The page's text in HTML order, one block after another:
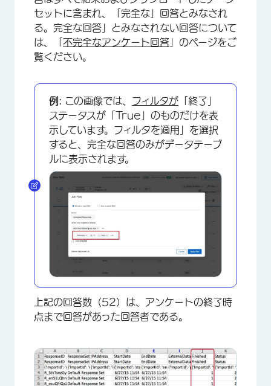
セットに含まれ、「完全な」回答とみなされ
る。完全な回答」とみなされない回答について
は、「 不完全なアンケート回答 」のページをご
覧ください。
例: この画像では、 フィルタが 「終了」
ステータスが「True」のものだけを表
示しています。フィルタを適用」を選択
すると、完全な回答のみがデータテーブ
ルに表示されます。
上記の回答数（52）は、アンケートの終了時
点まで回答があった回答者である。